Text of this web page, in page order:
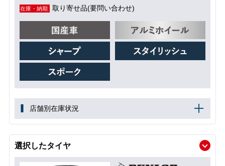
在庫・納期 取り寄せ品(要問い合わせ)
店舗別在庫状況
選択したタイヤ